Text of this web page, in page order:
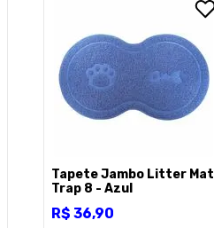
Tapete Jambo Litter Mat
Trap 8 - Azul
R$ 36,90